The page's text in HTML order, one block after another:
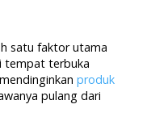
satu faktor utama
tempat terbuka
produk
pulang dari